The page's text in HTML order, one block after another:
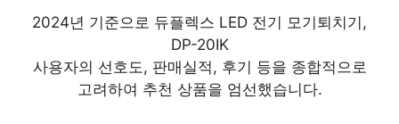
2024년 기준으로 듀플렉스 LED 전기 모기퇴치기,
DP-20IK
사용자의 선호도, 판매실적, 후기 등을 종합적으로
고려하여 추천 상품을 엄선했습니다.